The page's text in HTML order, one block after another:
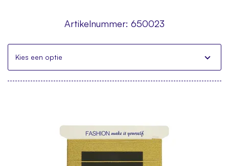
Artikelnummer: 650023
Kies een optie